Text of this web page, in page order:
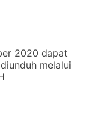
2020 dapat
melalui